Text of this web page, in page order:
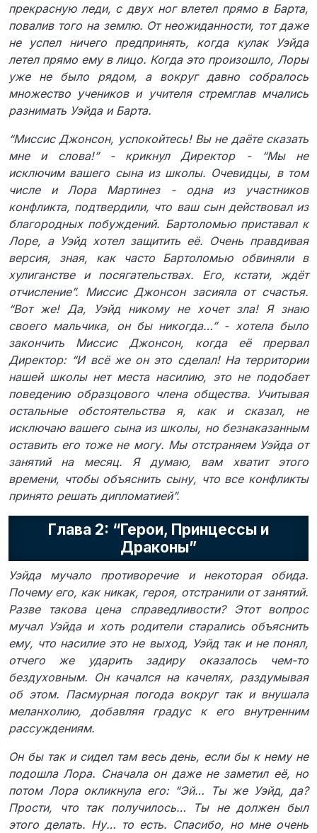
прекрасную леди, с двух ног влетел прямо в Барта,
повалив того на землю. От неожиданности, тот даже
не успел ничего предпринять, когда кулак Уэйда
летел прямо ему в лицо. Когда это произошло, Лоры
уже не было рядом, а вокруг давно собралось
множество учеников и учителя стремглав мчались
разнимать Уэйда и Барта.
“Миссис Джонсон, успокойтесь! Вы не даёте сказать
мне и слова!” - крикнул Директор - “Мы не
исключим вашего сына из школы. Очевидцы, в том
числе и Лора Мартинез - одна из участников
конфликта, подтвердили, что ваш сын действовал из
благородных побуждений. Бартоломью приставал к
Лоре, а Уэйд хотел защитить её. Очень правдивая
версия, зная, как часто Бартоломью обвиняли в
хулиганстве и посягательствах. Его, кстати, ждёт
отчисление”. Миссис Джонсон засияла от счастья.
“Вот же! Да, Уэйд никому не хочет зла! Я знаю
своего мальчика, он бы никогда…” - хотела было
закончить Миссис Джонсон, когда её прервал
Директор: “И всё же он это сделал! На территории
нашей школы нет места насилию, это не подобает
поведению образцового члена общества. Учитывая
остальные обстоятельства я, как и сказал, не
исключаю вашего сына из школы, но безнаказанным
оставить его тоже не могу. Мы отстраняем Уэйда от
занятий на месяц. Я думаю, вам хватит этого
времени, чтобы объяснить сыну, что все конфликты
принято решать дипломатией”.
Глава 2: “Герои, Принцессы и
Драконы”
Уэйда мучало противоречие и некоторая обида.
Почему его, как никак, героя, отстранили от занятий.
Разве такова цена справедливости? Этот вопрос
мучал Уэйда и хоть родители старались объяснить
ему, что насилие это не выход, Уэйд так и не понял,
отчего же ударить задиру оказалось чем-то
бездуховным. Он качался на качелях, раздумывая
об этом. Пасмурная погода вокруг так и внушала
меланхолию, добавляя градус к его внутренним
рассуждениям.
Он бы так и сидел там весь день, если бы к нему не
подошла Лора. Сначала он даже не заметил её, но
потом Лора окликнула его: “Эй… Ты же Уэйд, да?
Прости, что так получилось… Ты не должен был
этого делать. Ну… то есть. Спасибо, но мне очень